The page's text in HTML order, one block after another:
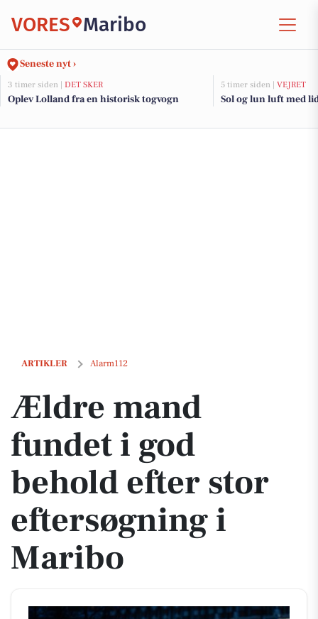
VORES Maribo
Seneste nyt ›
3 timer siden | DET SKER
Oplev Lolland fra en historisk togvogn
5 timer siden | VEJRET
Sol og lun luft med
ARTIKLER Alarm112
Ældre mand fundet i god behold efter stor eftersøgning i Maribo
Ældre mand
fundet i god
behold efter stor
eftersøgning i
Maribo